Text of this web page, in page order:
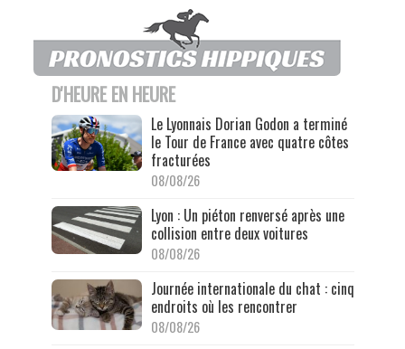
D'HEURE EN HEURE
Le Lyonnais Dorian Godon a terminé
le Tour de France avec quatre côtes
fracturées
08/08/26
Lyon : Un piéton renversé après une
collision entre deux voitures
08/08/26
Journée internationale du chat : cinq
endroits où les rencontrer
08/08/26